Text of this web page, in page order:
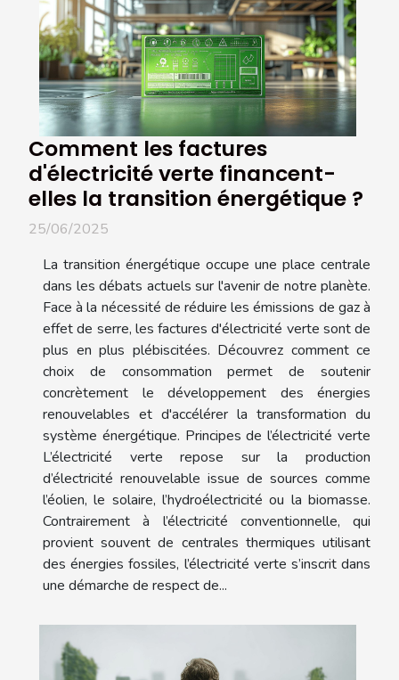
Comment les factures
d'électricité verte financent-
elles la transition énergétique ?
25/06/2025
La transition énergétique occupe une place centrale
dans les débats actuels sur l'avenir de notre planète.
Face à la nécessité de réduire les émissions de gaz à
effet de serre, les factures d'électricité verte sont de
plus en plus plébiscitées. Découvrez comment ce
choix de consommation permet de soutenir
concrètement le développement des énergies
renouvelables et d'accélérer la transformation du
système énergétique. Principes de l’électricité verte
L’électricité verte repose sur la production
d’électricité renouvelable issue de sources comme
l’éolien, le solaire, l’hydroélectricité ou la biomasse.
Contrairement à l’électricité conventionnelle, qui
provient souvent de centrales thermiques utilisant
des énergies fossiles, l’électricité verte s’inscrit dans
une démarche de respect de...